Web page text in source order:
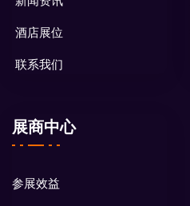
酒店展位
联系我们
展商中心
参展效益